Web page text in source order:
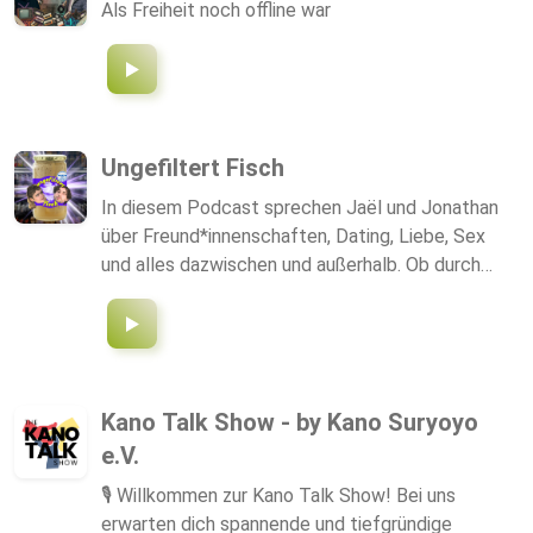
Als Freiheit noch offline war
Ungefiltert Fisch
In diesem Podcast sprechen Jaël und Jonathan
über Freund*innenschaften, Dating, Liebe, Sex
und alles dazwischen und außerhalb. Ob durch
eigene Erfahrungen oder Geschichten ihrer Gäste,
analysieren die beiden diese alltäglichen Themen
aus jüdischer Perspektive und versuchen dabei,
Typisch jüdisch auf eine humorvolle Art –
ungefiltert eben.
Kano Talk Show - by Kano Suryoyo
e.V.
🎙️ Willkommen zur Kano Talk Show! Bei uns
erwarten dich spannende und tiefgründige